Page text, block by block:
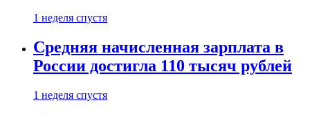
1 неделя спустя
Средняя начисленная зарплата в
России достигла 110 тысяч рублей
1 неделя спустя